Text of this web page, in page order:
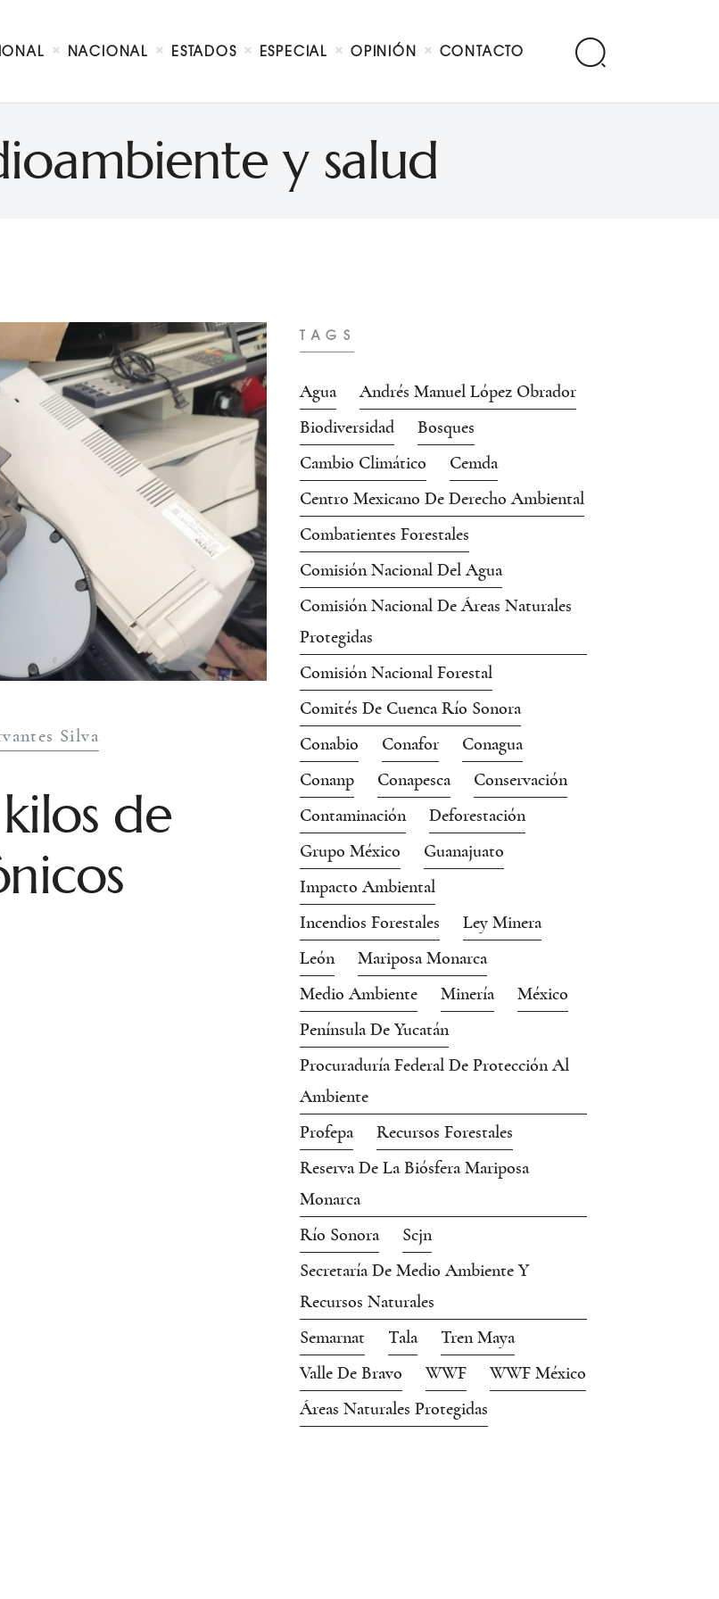
NACIONAL ESTADOS ESPECIAL OPINIÓN CONTACTO
y salud
Nacional
Especial
Contacto
Silva
de
TAGS
Agua
Andrés Manuel López Obrador
Biodiversidad
Bosques
Cambio Climático
Cemda
Centro Mexicano De Derecho Ambiental
Combatientes Forestales
Comisión Nacional Del Agua
Comisión Nacional De Áreas Naturales
Protegidas
Comisión Nacional Forestal
Comités De Cuenca Río Sonora
Conabio
Conafor
Conagua
Conanp
Conapesca
Conservación
Contaminación
Deforestación
Grupo México
Guanajuato
Impacto Ambiental
Incendios Forestales
Ley Minera
León
Mariposa Monarca
Medio Ambiente
Minería
México
Península De Yucatán
Procuraduría Federal De Protección Al
Ambiente
Profepa
Recursos Forestales
Reserva De La Biósfera Mariposa
Monarca
Río Sonora
Scjn
Secretaría De Medio Ambiente Y
Recursos Naturales
Semarnat
Tala
Tren Maya
Valle De Bravo
WWF
WWF México
Áreas Naturales Protegidas